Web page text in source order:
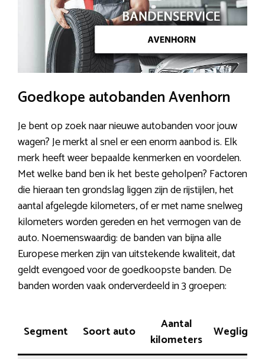
Goedkope autobanden Avenhorn
Je bent op zoek naar nieuwe autobanden voor jouw
wagen? Je merkt al snel er een enorm aanbod is. Elk
merk heeft weer bepaalde kenmerken en voordelen.
Met welke band ben ik het beste geholpen? Factoren
die hieraan ten grondslag liggen zijn de rijstijlen, het
aantal afgelegde kilometers, of er met name snelweg
kilometers worden gereden en het vermogen van de
auto. Noemenswaardig: de banden van bijna alle
Europese merken zijn van uitstekende kwaliteit, dat
geldt evengoed voor de goedkoopste banden. De
banden worden vaak onderverdeeld in 3 groepen:
Segment Soort auto
Aantal
kilometers